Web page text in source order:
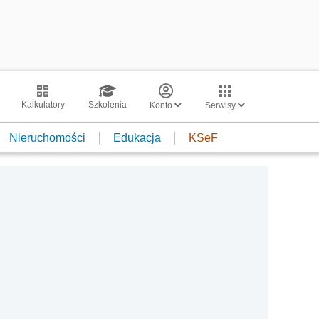
Kalkulatory Szkolenia Konto Serwisy
Nieruchomości Edukacja KSeF